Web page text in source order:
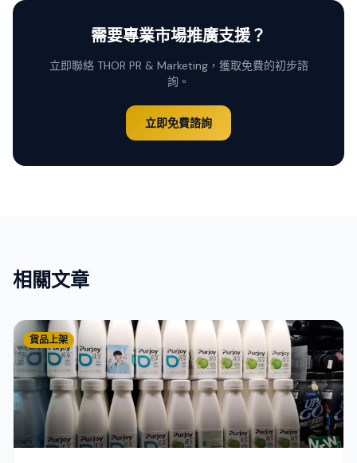
需要專業市場推廣支援？
立即聯絡 THOR PR & Marketing，獲取免費的初步諮
詢。
立即免費諮詢
相關文章
貨品上架